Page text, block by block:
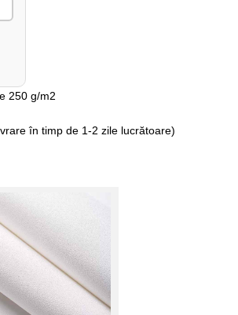
250 g/m2
în timp de 1-2 zile lucrătoare)